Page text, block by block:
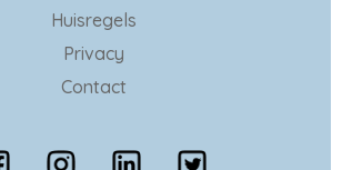
Huisregels
Privacy
Contact